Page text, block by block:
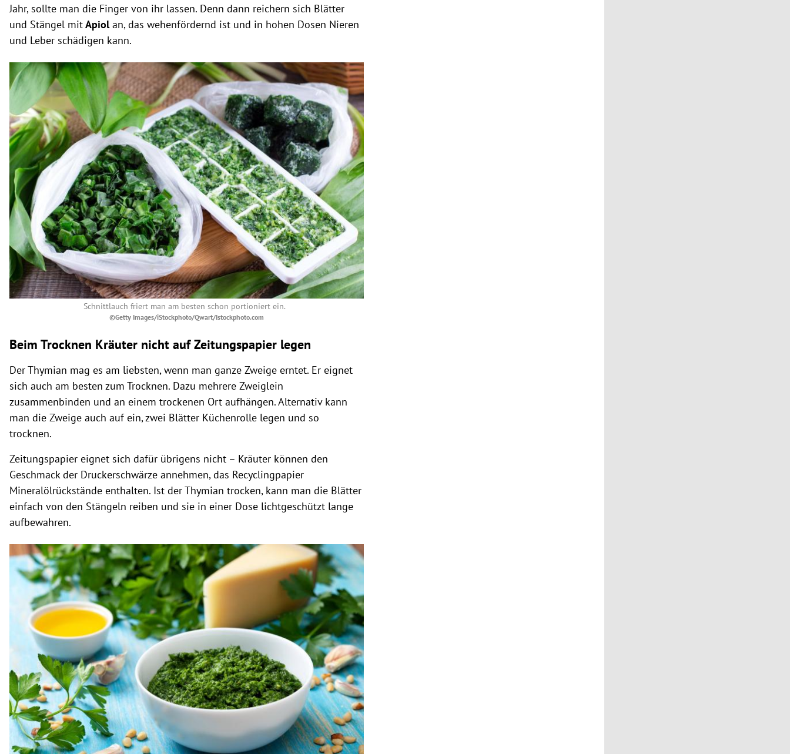
Jahr, sollte man die Finger von ihr lassen. Denn dann reichern sich Blätter
und Stängel mitApiolan, das wehenfördernd ist und in hohen Dosen Nieren
und Leber schädigen kann.
Schnittlauch friert man am besten schon portioniert ein.
©Getty Images/iStockphoto/Qwart/Istockphoto.com
Beim Trocknen Kräuter nicht auf Zeitungspapier legen
Der Thymian mag es am liebsten, wenn man ganze Zweige erntet. Er eignet
sich auch am besten zum Trocknen. Dazu mehrere Zweiglein
zusammenbinden und an einem trockenen Ort aufhängen. Alternativ kann
man die Zweige auch auf ein, zwei Blätter Küchenrolle legen und so
trocknen.
Zeitungspapier eignet sich dafür übrigens nicht – Kräuter können den
Geschmack der Druckerschwärze annehmen, das Recyclingpapier
Mineralölrückstände enthalten. Ist der Thymian trocken, kann man die Blätter
einfach von den Stängeln reiben und sie in einer Dose lichtgeschützt lange
aufbewahren.